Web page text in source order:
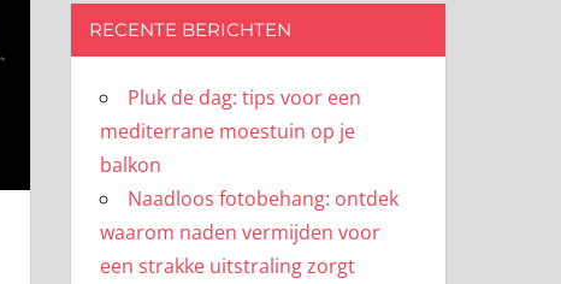
RECENTE BERICHTEN
Pluk de dag: tips voor een
mediterrane moestuin op je
balkon
Naadloos fotobehang: ontdek
waarom naden vermijden voor
een strakke uitstraling zorgt